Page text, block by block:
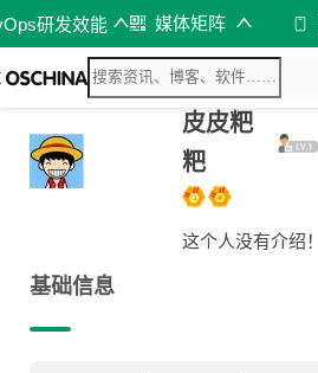
研发效能 媒体矩阵
皮皮粑
粑
这个人没有介绍！
基础信息